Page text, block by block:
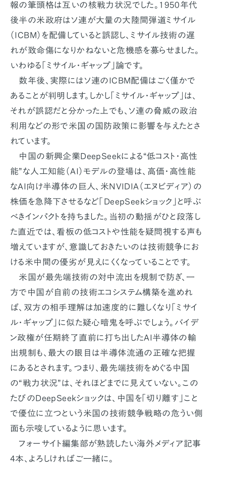
報の筆頭格は互いの核戦力状況でした。1950年代
後半の米政府はソ連が大量の大陸間弾道ミサイル
（ICBM）を配備していると誤認し、ミサイル技術の遅
れが致命傷になりかねないと危機感を募らせました。
いわゆる「ミサイル・ギャップ」論です。
数年後、実際にはソ連のICBM配備はごく僅かで
あることが判明します。しかし「ミサイル・ギャップ」は、
それが誤認だと分かった上でも、ソ連の脅威の政治
利用などの形で米国の国防政策に影響を与えたとさ
れています。
中国の新興企業DeepSeekによる“低コスト・高性
能”な人工知能（AI）モデルの登場は、高価・高性能
なAI向け半導体の巨人、米NVIDIA（エヌビディア）の
株価を急降下させるなど「DeepSeekショック」と呼ぶ
べきインパクトを持ちました。当初の動揺がひと段落し
た直近では、看板の低コストや性能を疑問視する声も
増えていますが、意識しておきたいのは技術競争にお
ける米中間の優劣が見えにくくなっていることです。
米国が最先端技術の対中流出を規制で防ぎ、一
方で中国が自前の技術エコシステム構築を進めれ
ば、双方の相手理解は加速度的に難しくなり「ミサイ
ル・ギャップ」に似た疑心暗鬼を呼ぶでしょう。バイデ
ン政権が任期終了直前に打ち出したAI半導体の輸
出規制も、最大の眼目は半導体流通の正確な把握
にあるとされます。つまり、最先端技術をめぐる中国
の“戦力状況”は、それほどまでに見えていない。この
たびのDeepSeekショックは、中国を「切り離す」こと
で優位に立つという米国の技術競争戦略の危うい側
面も示唆しているように思います。
フォーサイト編集部が熟読したい海外メディア記事
4本、よろしければご一緒に。